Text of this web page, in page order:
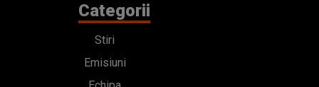
Categorii
Stiri
Emisiuni